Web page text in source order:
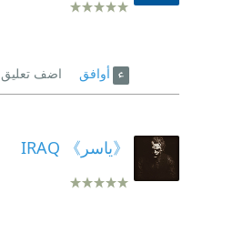
أوافق اضف تعليق
《ياسر》 IRAQ